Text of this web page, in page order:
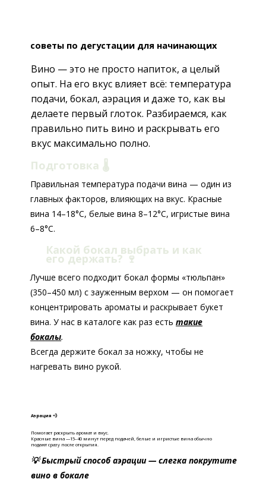
Аэрация 💨
Помогает раскрыть аромат и вкус.
Красные вина —15–40 минут перед подачей, белые и игристые вина обычно
подают сразу после открытия.
💡 Быстрый способ аэрации — слегка покрутите
вино в бокале
советы по дегустации для начинающих
Вино — это не просто напиток, а целый
опыт. На его вкус влияет всё: температура
подачи, бокал, аэрация и даже то, как вы
делаете первый глоток. Разбираемся, как
правильно пить вино и раскрывать его
вкус максимально полно.
Подготовка 🌡️
Правильная температура подачи вина — один из
главных факторов, влияющих на вкус. Красные
вина 14–18°C, белые вина 8–12°C, игристые вина
6–8°C.
Какой бокал выбрать и как
его держать?🍷
Лучше всего подходит бокал формы «тюльпан»
(350–450 мл) с зауженным верхом — он помогает
концентрировать ароматы и раскрывает букет
вина. У нас в каталоге как раз естьтакие
бокалы.
Всегда держите бокал за ножку, чтобы не
нагревать вино рукой.